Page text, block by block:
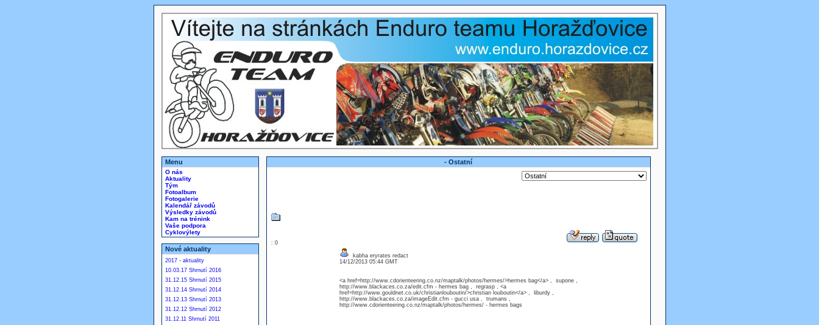
Menu
O nás
Aktuality
Tým
Fotoalbum
Fotogalerie
Kalendář závodů
Výsledky závodů
Kam na trénink
Vaše podpora
Cyklovýlety
Nové aktuality
2017 - aktuality
10.03.17 Shrnutí 2016
31.12.15 Shrnutí 2015
31.12.14 Shrnutí 2014
31.12.13 Shrnutí 2013
31.12.12 Shrnutí 2012
31.12.11 Shrnutí 2011
- Ostatní
: 0
kabha eryrates redact
14/12/2013 05:44 GMT
<a href=http://www.cdorienteering.co.nz/maptalk/photos/hermes/>hermes bag</a> , supone ,
http://www.blackaces.co.za/edit.cfm - hermes bag , regrasp , <a
href=http://www.gouldnet.co.uk/christianlouboutin/>christian louboutin</a> , liburdy ,
http://www.blackaces.co.za/imageEdit.cfm - gucci usa , trumans ,
http://www.cdorienteering.co.nz/maptalk/photos/hermes/ - hermes bags